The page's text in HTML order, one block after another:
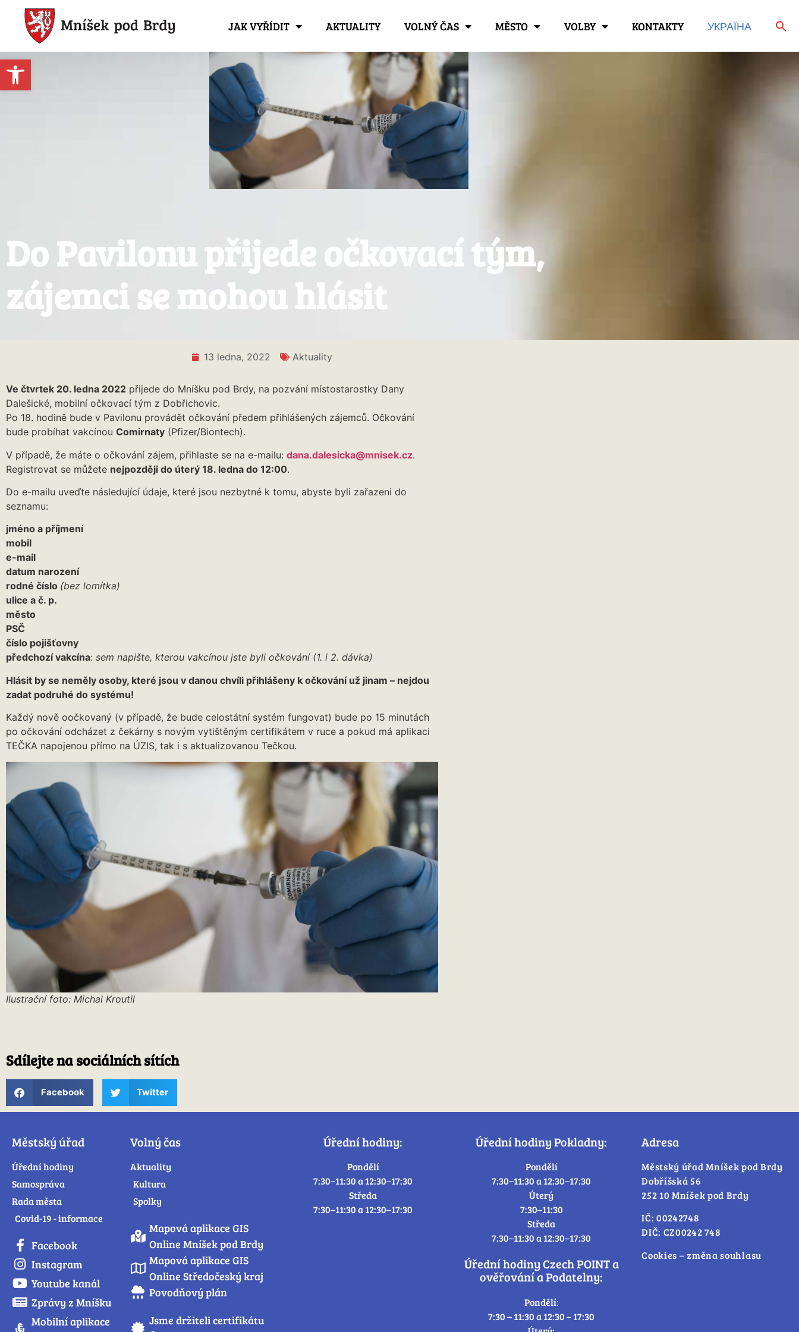
Open toolbar
JAK VYŘÍDIT AKTUALITY VOLNÝ ČAS MĚSTO VOLBY KONTAKTY УКРАЇНА
Do Pavilonu přijede očkovací tým,
zájemci se mohou hlásit
13 ledna, 2022 Aktuality
Ve čtvrtek 20. ledna 2022 přijede do Mníšku pod Brdy, na pozvání místostarostky Dany
Dalešické, mobilní očkovací tým z Dobřichovic.
Po 18. hodině bude v Pavilonu provádět očkování předem přihlášených zájemců. Očkování
bude probíhat vakcínou Comirnaty (Pfizer/Biontech).
V případě, že máte o očkování zájem, přihlaste se na e-mailu: dana.dalesicka@mnisek.cz.
Registrovat se můžete nejpozději do úterý 18. ledna do 12:00.
Do e-mailu uveďte následující údaje, které jsou nezbytné k tomu, abyste byli zařazeni do
seznamu:
jméno a příjmení
mobil
e-mail
datum narození
rodné číslo (bez lomítka)
ulice a č. p.
město
PSČ
číslo pojišťovny
předchozí vakcína: sem napište, kterou vakcínou jste byli očkování (1. i 2. dávka)
Hlásit by se neměly osoby, které jsou v danou chvíli přihlášeny k očkování už jinam – nejdou
zadat podruhé do systému!
Každý nově oočkovaný (v případě, že bude celostátní systém fungovat) bude po 15 minutách
po očkování odcházet z čekárny s novým vytištěným certifikátem v ruce a pokud má aplikaci
TEČKA napojenou přímo na ÚZIS, tak i s aktualizovanou Tečkou.
Ilustrační foto: Michal Kroutil
Sdílejte na sociálních sítích
Facebook Twitter
Městský úřad
Úřední hodiny
Samospráva
Rada města
Covid-19 - informace
Facebook
Instagram
Youtube kanál
Zprávy z Mníšku
Mobilní aplikace
Volný čas
Aktuality
Kultura
Spolky
Mapová aplikace GIS
Online Mníšek pod Brdy
Mapová aplikace GIS
Online Středočeský kraj
Povodňový plán
Jsme držiteli certifikátu
Úřední hodiny:
Pondělí
7:30–11:30 a 12:30–17:30
Středa
7:30–11:30 a 12:30–17:30
Úřední hodiny Pokladny:
Pondělí
7:30–11:30 a 12:30–17:30
Úterý
7:30–11:30
Středa
7:30–11:30 a 12:30–17:30
Úřední hodiny Czech POINT a
ověřování a Podatelny:
Pondělí:
7:30 – 11:30 a 12:30 – 17:30
Adresa
Městský úřad Mníšek pod Brdy
Dobříšská 56
252 10 Mníšek pod Brdy
IČ: 00242748
DIČ: CZ00242 748
Cookies – změna souhlasu